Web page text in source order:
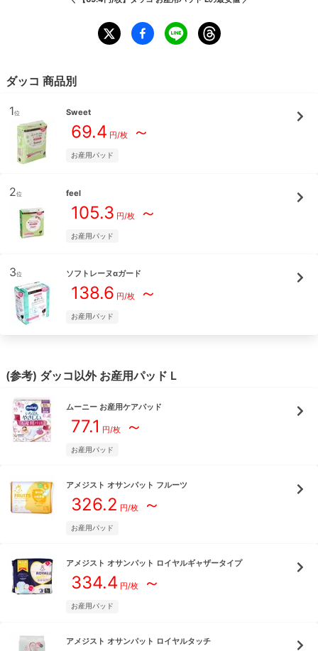
ダッコ 商品別
1位 Sweet
69.4 円/枚～
お産用パッド
2位 feel
105.3 円/枚～
お産用パッド
3位 ソフトレーヌαガード
138.6 円/枚～
お産用パッド
(参考) ダッコ以外 お産用パッド L
ムーニー お産用ケアパッド
77.1 円/枚～
お産用パッド
アメジスト オサンパット フルーツ
326.2 円/枚～
お産用パッド
アメジスト オサンパット ロイヤルギャザータイプ
334.4 円/枚～
お産用パッド
アメジスト オサンパット ロイヤルタッチ